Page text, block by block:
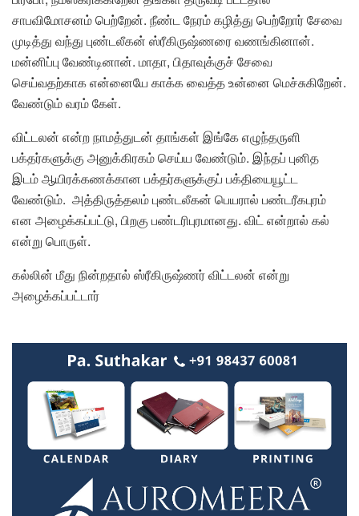
சாபவிமோசனம் பெற்றேன். நீண்ட நேரம் கழித்து பெற்றோர் சேவை
முடித்து வந்து புண்டலீகன் ஸ்ரீகிருஷ்ணரை வணங்கினான்.
மன்னிப்பு வேண்டினான். மாதா, பிதாவுக்குச் சேவை
செய்வதற்காக என்னையே காக்க வைத்த உன்னை மெச்சுகிறேன்.
வேண்டும் வரம் கேள்.
விட்டலன் என்ற நாமத்துடன் தாங்கள் இங்கே எழுந்தருளி
பக்தர்களுக்கு அனுக்கிரகம் செய்ய வேண்டும். இந்தப் புனித
இடம் ஆயிரக்கணக்கான பக்தர்களுக்குப் பக்தியையூட்ட
வேண்டும். அத்திருத்தலம் புண்டலீகன் பெயரால் பண்டரீகபுரம்
என அழைக்கப்பட்டு, பிறகு பண்டரிபுரமானது. விட் என்றால் கல்
என்று பொருள்.
கல்லின் மீது நின்றதால் ஸ்ரீகிருஷ்ணர் விட்டலன் என்று
அழைக்கப்பட்டார்